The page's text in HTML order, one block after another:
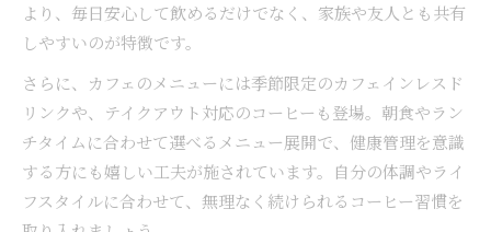
より、毎日安心して飲めるだけでなく、家族や友人とも共有
しやすいのが特徴です。
さらに、カフェのメニューには季節限定のカフェインレスド
リンクや、テイクアウト対応のコーヒーも登場。朝食やラン
チタイムに合わせて選べるメニュー展開で、健康管理を意識
する方にも嬉しい工夫が施されています。自分の体調やライ
フスタイルに合わせて、無理なく続けられるコーヒー習慣を